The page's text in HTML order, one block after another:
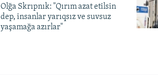
Olğa Skrıpnık: "Qırım azat etilsin
dep, insanlar yarıqsız ve suvsuz
yaşamağa azırlar"